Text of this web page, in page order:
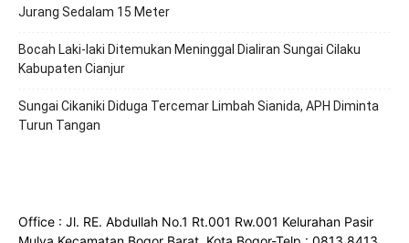
Jurang Sedalam 15 Meter
Bocah Laki-laki Ditemukan Meninggal Dialiran Sungai Cilaku
Kabupaten Cianjur
Sungai Cikaniki Diduga Tercemar Limbah Sianida, APH Diminta
Turun Tangan
Office : Jl. RE. Abdullah No.1 Rt.001 Rw.001 Kelurahan Pasir